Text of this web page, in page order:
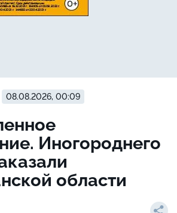
08.08.2026, 00:09
Иногороднего
области